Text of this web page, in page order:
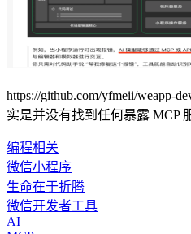
https://github.com/yfmeii/weapp-
实是并没有找到任何暴露 MCP
编程相关
微信小程序
生命在于折腾
微信开发者工具
AI